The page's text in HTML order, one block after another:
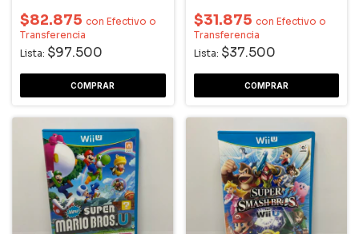
$82.875 con Efectivo o
Transferencia
Lista: $97.500
$31.875 con Efectivo o
Transferencia
Lista: $37.500